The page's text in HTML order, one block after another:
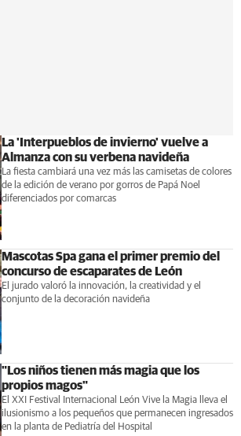
La 'Interpueblos de invierno' vuelve a
Almanza con su verbena navideña
La fiesta cambiará una vez más las camisetas de colores
de la edición de verano por gorros de Papá Noel
diferenciados por comarcas
Mascotas Spa gana el primer premio del
concurso de escaparates de León
El jurado valoró la innovación, la creatividad y el
conjunto de la decoración navideña
"Los niños tienen más magia que los
propios magos"
El XXI Festival Internacional León Vive la Magia lleva el
ilusionismo a los pequeños que permanecen ingresados
en la planta de Pediatría del Hospital